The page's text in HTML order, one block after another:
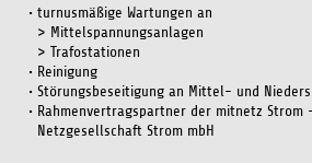
turnusmäßige Wartungen an
> Mittelspannungsanlagen
> Trafostationen
Reinigung
Störungsbeseitigung an Mittel- und
Rahmenvertragspartner der mitnetz Strom
Netzgesellschaft Strom mbH
Funktionen und sind für die
Website erforderlich.
Einverständnis-Cookie
Name:
cookie_consent